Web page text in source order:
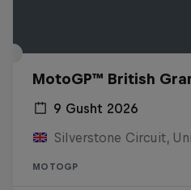
MotoGP™ British
9 Gusht 2026
Silverstone Circuit,
MOTOGP